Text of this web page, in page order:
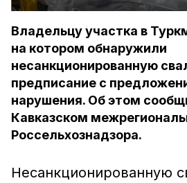
Владельцу участка в
на котором обнаружили
несанкционированную
предписание с
нарушения. Об этом
Кавказском
Россельхознадзора.
Несанкционированную